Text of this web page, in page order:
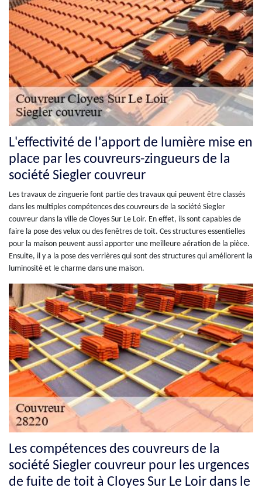
L'effectivité de l'apport de lumière mise en
place par les couvreurs-zingueurs de la
société Siegler couvreur
Les travaux de zinguerie font partie des travaux qui peuvent être classés
dans les multiples compétences des couvreurs de la société Siegler
couvreur dans la ville de Cloyes Sur Le Loir. En effet, ils sont capables de
faire la pose des velux ou des fenêtres de toit. Ces structures essentielles
pour la maison peuvent aussi apporter une meilleure aération de la pièce.
Ensuite, il y a la pose des verrières qui sont des structures qui améliorent la
luminosité et le charme dans une maison.
Les compétences des couvreurs de la
société Siegler couvreur pour les urgences
de fuite de toit à Cloyes Sur Le Loir dans le